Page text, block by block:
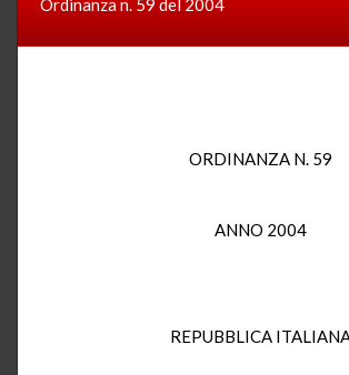
Ordinanza n. 59 del 2004
ORDINANZA N. 59
ANNO 2004
REPUBBLICA